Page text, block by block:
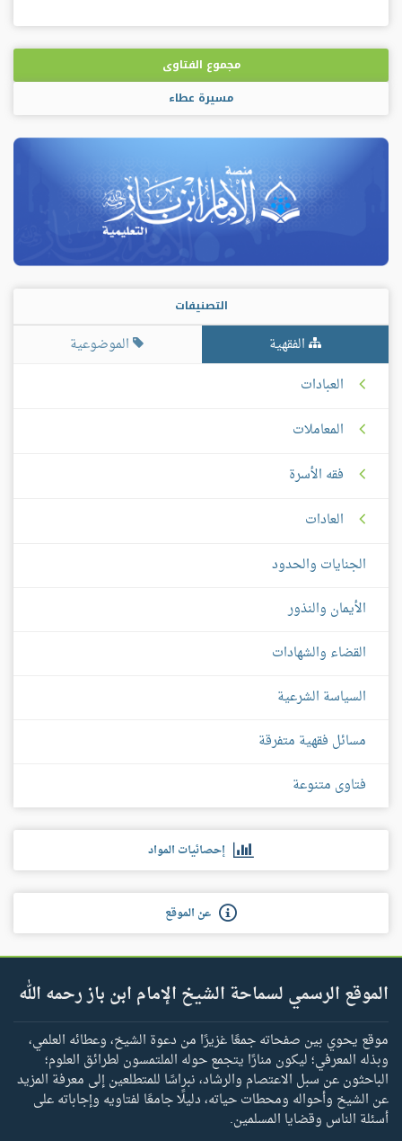
مجموع الفتاوى
مسيرة عطاء
التصنيفات
الفقهية
الموضوعية
العبادات
المعاملات
فقه الأسرة
العادات
الجنايات والحدود
الأيمان والنذور
القضاء والشهادات
السياسة الشرعية
مسائل فقهية متفرقة
فتاوى متنوعة
إحصائيات المواد
عن الموقع
الموقع الرسمي لسماحة الشيخ الإمام ابن باز رحمه الله
موقع يحوي بين صفحاته جمعًا غزيرًا من دعوة الشيخ، وعطائه العلمي،
وبذله المعرفي؛ ليكون منارًا يتجمع حوله الملتمسون لطرائق العلوم؛
الباحثون عن سبل الاعتصام والرشاد، نبراسًا للمتطلعين إلى معرفة المزيد
عن الشيخ وأحواله ومحطات حياته، دليلًا جامعًا لفتاويه وإجاباته على
أسئلة الناس وقضايا المسلمين.